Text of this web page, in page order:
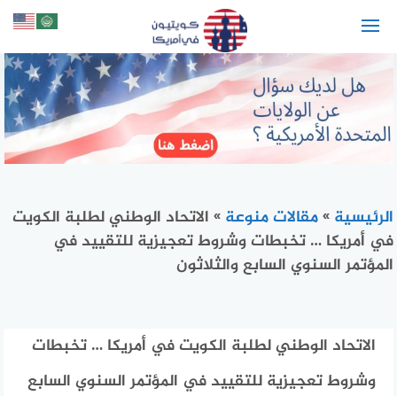
الرئيسية »مقالات منوعة » الاتحاد الوطني لطلبة الكويت
في أمريكا … تخبطات وشروط تعجيزية للتقييد في
المؤتمر السنوي السابع والثلاثون
الاتحاد الوطني لطلبة الكويت في أمريكا … تخبطات
وشروط تعجيزية للتقييد في المؤتمر السنوي السابع